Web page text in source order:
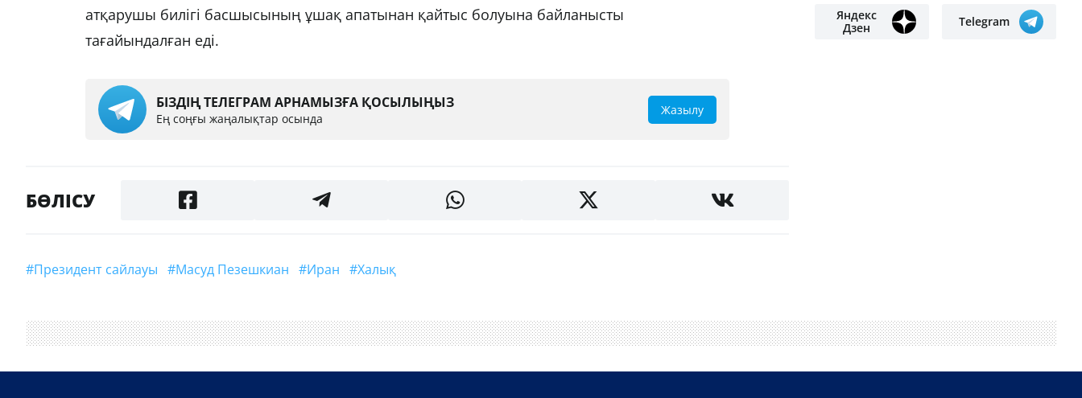
атқарушы билігі басшысының ұшақ апатынан қайтыс болуына байланысты
тағайындалған еді.
БІЗДІҢ ТЕЛЕГРАМ АРНАМЫЗҒА ҚОСЫЛЫҢЫЗ
Ең соңғы жаңалықтар осында
Жазылу
БӨЛІСУ
#Президент сайлауы #Масуд Пезешкиан #Иран #халық
Яндекс
Дзен
Telegram